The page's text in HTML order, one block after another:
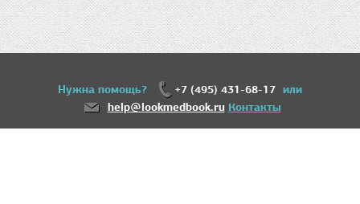
Нужна помощь? +7 (495) 431-68-17 или
help@lookmedbook.ru Контакты